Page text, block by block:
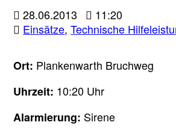
28.06.2013
11:20
Einsätze,Technische
Ort: Plankenwarth Bruchweg
Uhrzeit: 10:20 Uhr
Alarmierung: Sirene